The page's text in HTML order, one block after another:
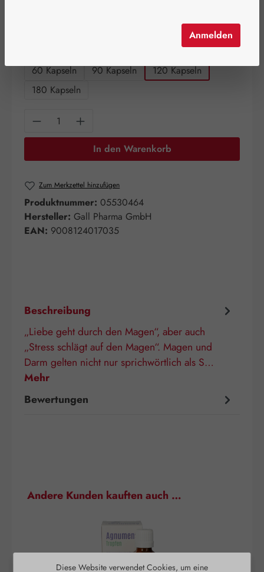
60 Kapseln 90 Kapseln
120 Kapseln
180 Kapseln
Produkt Anzahl: Gib den gewünschten
In den Warenkorb
Zum Merkzettel hinzufügen
Produktnummer: 05530464
Hersteller: Gall Pharma GmbH
EAN: 9008124017035
Beschreibung
„Liebe geht durch den Magen“, aber auch
„Stress schlägt auf den Magen“. Magen und
Darm gelten nicht nur sprichwörtlich als S…
Mehr
Bewertungen
Produktgalerie überspringen
Andere Kunden kauften auch …
Diese Website verwendet Cookies, um eine
Anmelden